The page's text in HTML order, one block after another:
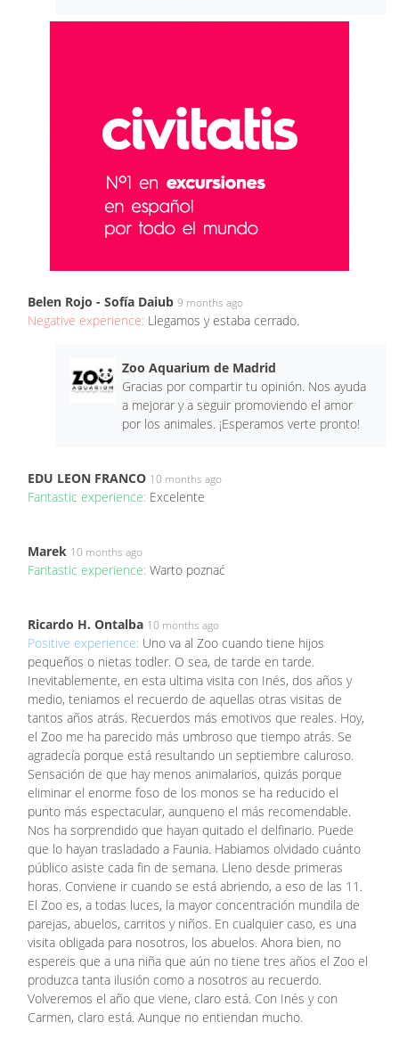
Belen Rojo - Sofía Daiub 9 months ago
Negative experience: Llegamos y estaba cerrado.
Zoo Aquarium de Madrid
Gracias por compartir tu opinión. Nos ayuda
a mejorar y a seguir promoviendo el amor
por los animales. ¡Esperamos verte pronto!
EDU LEON FRANCO 10 months ago
Fantastic experience: Excelente
Marek 10 months ago
Fantastic experience: Warto poznać
Ricardo H. Ontalba 10 months ago
Positive experience: Uno va al Zoo cuando tiene hijos
pequeños o nietas todler. O sea, de tarde en tarde.
Inevitablemente, en esta ultima visita con Inés, dos años y
medio, teniamos el recuerdo de aquellas otras visitas de
tantos años atrás. Recuerdos más emotivos que reales. Hoy,
el Zoo me ha parecido más umbroso que tiempo atrás. Se
agradecía porque está resultando un septiembre caluroso.
Sensación de que hay menos animalarios, quizás porque
eliminar el enorme foso de los monos se ha reducido el
punto más espectacular, aunqueno el más recomendable.
Nos ha sorprendido que hayan quitado el delfinario. Puede
que lo hayan trasladado a Faunia. Habiamos olvidado cuánto
público asiste cada fin de semana. Lleno desde primeras
horas. Conviene ir cuando se está abriendo, a eso de las 11.
El Zoo es, a todas luces, la mayor concentración mundila de
parejas, abuelos, carritos y niños. En cualquier caso, es una
visita obligada para nosotros, los abuelos. Ahora bien, no
espereis que a una niña que aún no tiene tres años el Zoo el
produzca tanta ilusión como a nosotros au recuerdo.
Volveremos el año que viene, claro está. Con Inés y con
Carmen, claro está. Aunque no entiendan mucho.